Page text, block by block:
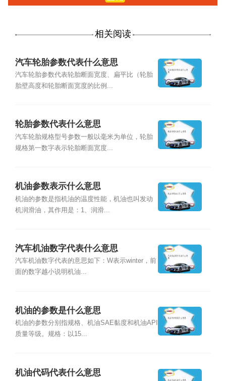
相关阅读
汽车轮胎参数代表什么意思
汽车轮胎参数代表轮胎断面宽度、扁平比（轮胎
胎壁高度和轮胎断面宽度的比例...
轮胎参数代表什么意思
汽车轮胎规格型号参数一般以毫米为单位，轮胎
规格第一数字表示轮胎断面宽度...
机油参数表示什么意思
机油的参数是指机油的温度性能，机油也叫发动
机润滑油，其作用是：1、润滑...
汽车机油数字代表什么意思
汽车机油数字代表的意思如下：W表示winter，前
面的数字越小说明机油...
机油的参数是什么意思
机油的参数分别指规格、机油SAE黏度和机油API
质量等级。规格：以15...
机油代码代表什么意思